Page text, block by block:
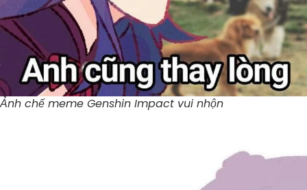
Ảnh chế meme Genshin Impact vui nhộn